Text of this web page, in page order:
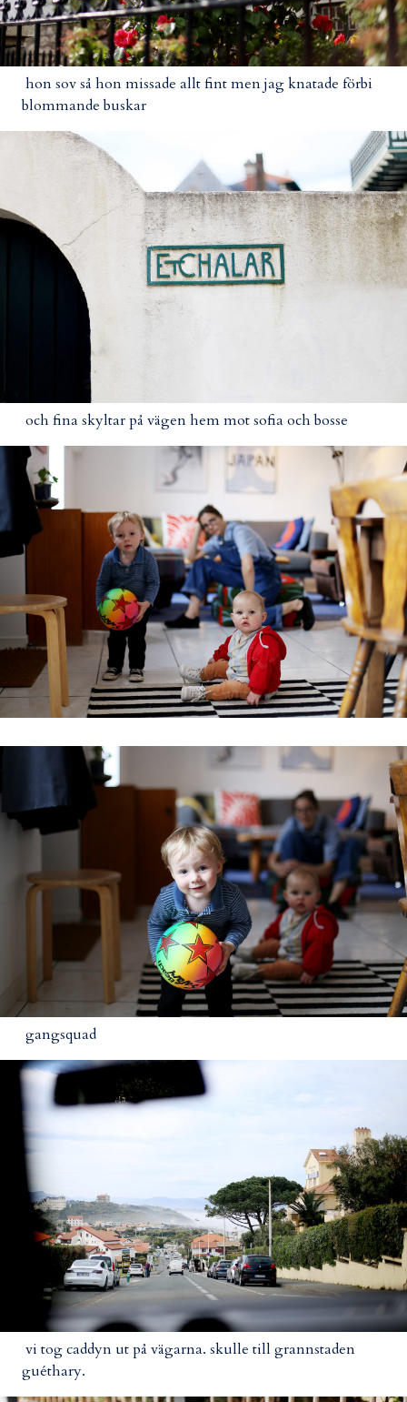
hon sov så hon missade allt fint men jag knatade förbi
blommande buskar
och fina skyltar på vägen hem mot sofia och bosse
gangsquad
vi tog caddyn ut på vägarna. skulle till grannstaden
guéthary.